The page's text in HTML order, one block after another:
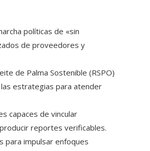
políticas de «sin
de proveedores y
de Palma Sostenible (RSPO)
estrategias para atender
capaces de vincular
reportes verificables.
para impulsar enfoques